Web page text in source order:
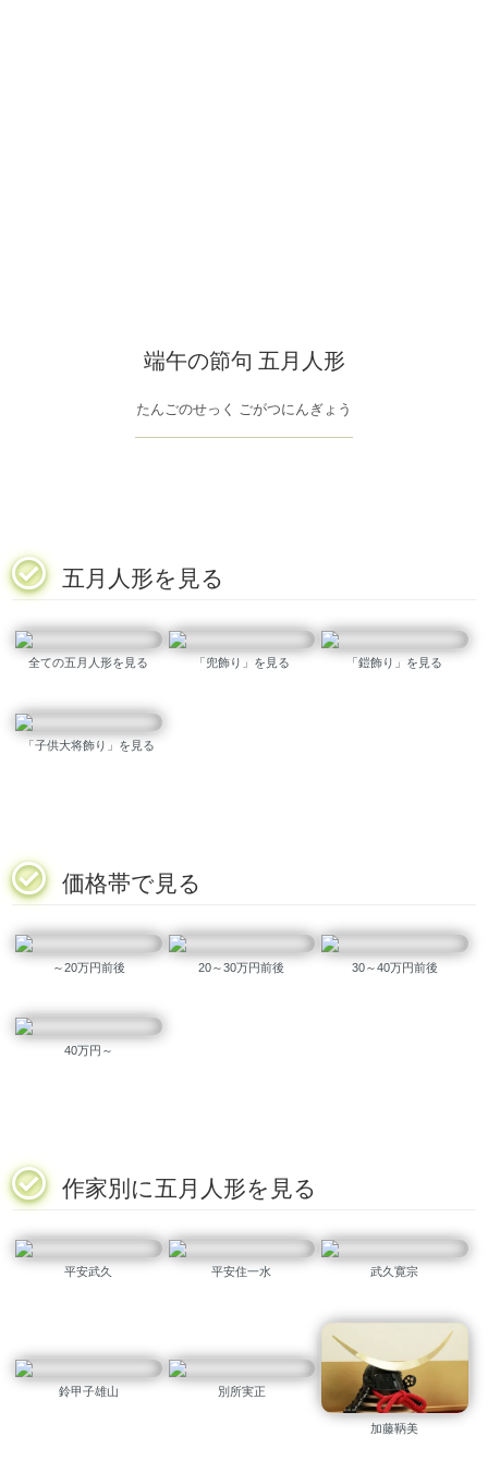
端午の節句 五月人形
たんごのせっく ごがつにんぎょう
五月人形を見る
全ての五月人形を見る 「兜飾り」を見る 「鎧飾り」を見る
「子供大将飾り」を見る
価格帯で見る
～20万円前後 20～30万円前後 30～40万円前後
40万円～
作家別に五月人形を見る
平安武久 平安住一水 武久寛宗
鈴甲子雄山 別所実正
加藤鞆美